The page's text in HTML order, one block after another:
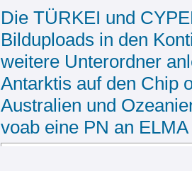
Die TÜRKEI und
Bilduploads in den
weitere Unterordner
Antarktis auf den Chip
Australien und
voab eine PN an